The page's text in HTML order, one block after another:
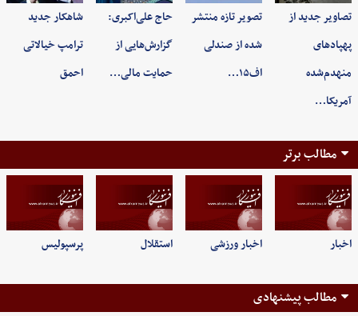
تصاویر جدید از
پهپادهای
منهدم‌شده
آمریکا…
تصویر تازه منتشر
شده از صندلی
اف۱۵…
حاج علی‌اکبری:
گزارش‌هایی از
حمایت مالی…
شاهکار جدید
ترامپ خیالاتی
احمق
مطالب برتر
اخبار اخبار ورزشی استقلال پرسپولیس
مطالب پیشنهادی